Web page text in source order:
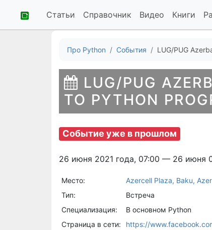
Статьи Справочник Видео Книги
Про Python События LUG/PUG
LUG/PUG
TO PYTHON
Событие уже в прошлом
26 июня 2021 года, 07:00 — 26 июня
Место:
Azercell Plaza, Baku,
Тип:
Встреча
Специализация:
В основном Python
Страница в сети:
https://